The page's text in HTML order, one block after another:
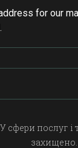
for our
сфери послуг і
захищено.